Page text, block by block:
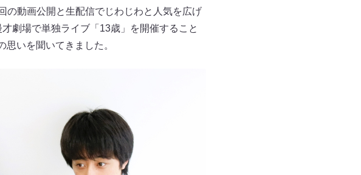
動画公開と生配信でじわじわと人気を広げ
劇場で単独ライブ「13歳」を開催すること
いを聞いてきました。